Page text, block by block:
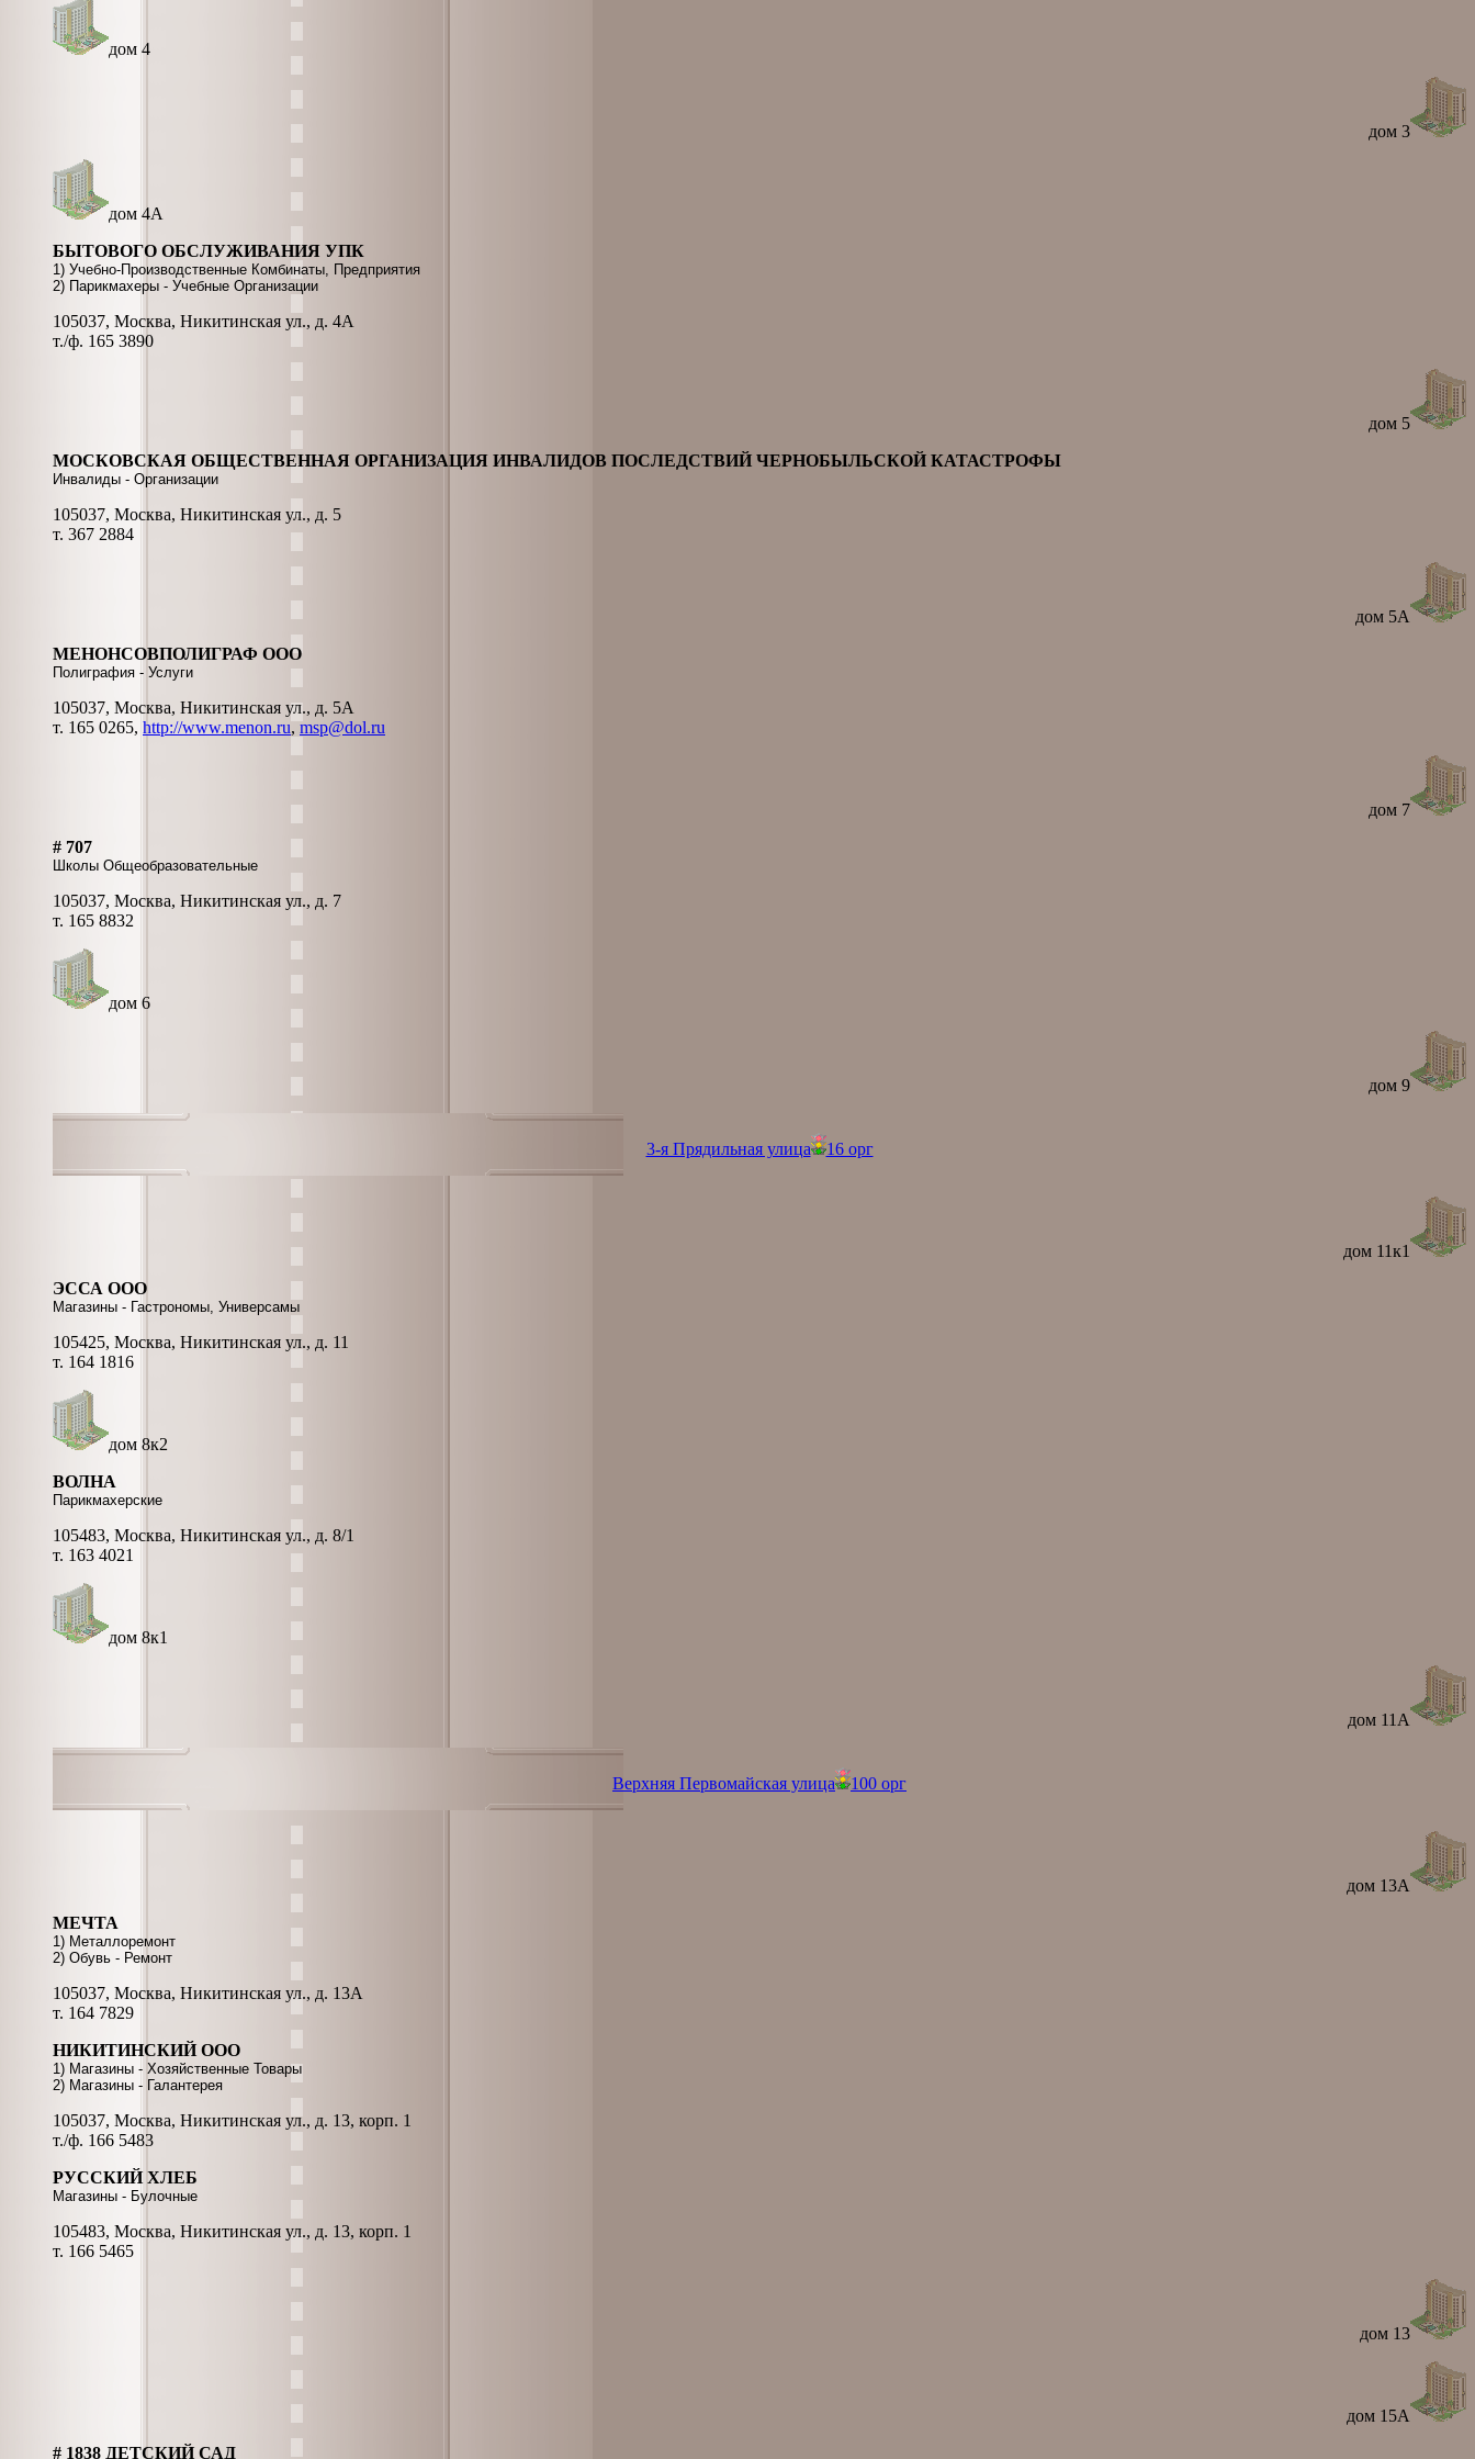
дом 4
дом 3
дом 4А
БЫТОВОГО ОБСЛУЖИВАНИЯ УПК
1) Учебно-Производственные Комбинаты, Предприятия
2) Парикмахеры - Учебные Организации
105037, Москва, Никитинская ул., д. 4А
т./ф. 165 3890
дом 5
МОСКОВСКАЯ ОБЩЕСТВЕННАЯ ОРГАНИЗАЦИЯ ИНВАЛИДОВ ПОСЛЕДСТВИЙ ЧЕРНОБЫЛЬСКОЙ КАТАСТРОФЫ
Инвалиды - Организации
105037, Москва, Никитинская ул., д. 5
т. 367 2884
дом 5А
МЕНОНСОВПОЛИГРАФ ООО
Полиграфия - Услуги
105037, Москва, Никитинская ул., д. 5А
т. 165 0265, http://www.menon.ru,msp@dol.ru
дом 7
# 707
Школы Общеобразовательные
105037, Москва, Никитинская ул., д. 7
т. 165 8832
дом 6
дом 9
3-я Прядильная улица 16 орг
дом 11к1
ЭССА ООО
Магазины - Гастрономы, Универсамы
105425, Москва, Никитинская ул., д. 11
т. 164 1816
дом 8к2
ВОЛНА
Парикмахерские
105483, Москва, Никитинская ул., д. 8/1
т. 163 4021
дом 8к1
дом 11А
Верхняя Первомайская улица 100 орг
дом 13А
МЕЧТА
1) Металлоремонт
2) Обувь - Ремонт
105037, Москва, Никитинская ул., д. 13А
т. 164 7829
НИКИТИНСКИЙ ООО
1) Магазины - Хозяйственные Товары
2) Магазины - Галантерея
105037, Москва, Никитинская ул., д. 13, корп. 1
т./ф. 166 5483
РУССКИЙ ХЛЕБ
Магазины - Булочные
105483, Москва, Никитинская ул., д. 13, корп. 1
т. 166 5465
дом 13
дом 15А
# 1838 ДЕТСКИЙ САД